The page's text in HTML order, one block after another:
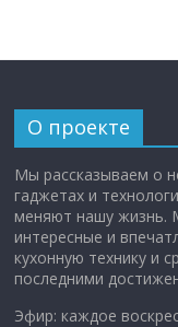
О проекте
Мы рассказываем о
гаджетах и
меняют нашу жизнь.
интересные и
кухонную технику и
последними
Эфир: каждое